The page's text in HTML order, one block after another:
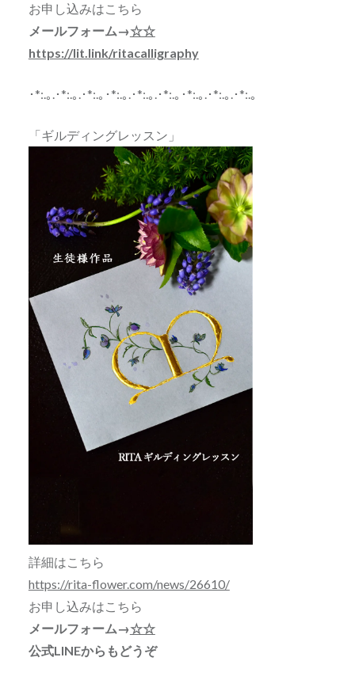
お申し込みはこちら
メールフォーム→☆☆
https://lit.link/ritacalligraphy
･*:.｡.･*:.｡.･*:.｡･*:.｡.･*:.｡.･*:.｡･*:.｡.･*:.｡.･*:.｡
「ギルディングレッスン」
詳細はこちら
https://rita-flower.com/news/26610/
お申し込みはこちら
メールフォーム→☆☆
公式LINEからもどうぞ